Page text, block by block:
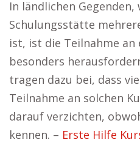
In ländlichen Gegenden,
Schulungsstätte
ist, ist die Teilnahme an
besonders
tragen dazu bei, dass
Teilnahme an solchen
darauf verzichten,
kennen. – Erste Hilfe